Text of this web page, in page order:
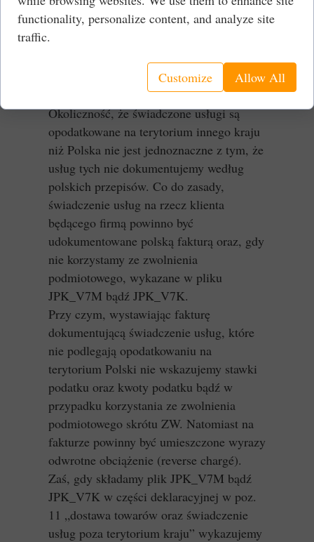
Obowiązki te nie występują, gdy
świadczymy usługi na rzecz firmy
posiadającej siedzibę w kraju trzecim.
Ponadto obowiązki te nie występują, gdy
świadczymy usługi inne niż usługi, do
których stosuje się art. 28b ustawy o VAT.
Okoliczność, że świadczone usługi są
opodatkowane na terytorium innego kraju
niż Polska nie jest jednoznaczne z tym, że
usług tych nie dokumentujemy według
polskich przepisów. Co do zasady,
świadczenie usług na rzecz klienta
będącego firmą powinno być
udokumentowane polską fakturą oraz, gdy
nie korzystamy ze zwolnienia
podmiotowego, wykazane w pliku
JPK_V7M bądź JPK_V7K.
Przy czym, wystawiając fakturę
dokumentującą świadczenie usług, które
nie podlegają opodatkowaniu na
terytorium Polski nie wskazujemy stawki
podatku oraz kwoty podatku bądź w
przypadku korzystania ze zwolnienia
podmiotowego skrótu ZW. Natomiast na
fakturze powinny być umieszczone wyrazy
odwrotne obciążenie (reverse chargé).
Zaś, gdy składamy plik JPK_V7M bądź
JPK_V7K w części deklaracyjnej w poz.
11 „dostawa towarów oraz świadczenie
usług poza terytorium kraju” wykazujemy
functionality, personalize content, and analyze site
traffic.
Customize Allow All